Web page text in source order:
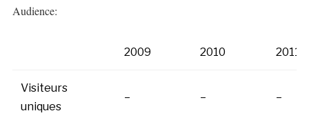
Audience:
2009 2010 2011
Visiteurs
uniques
– – –